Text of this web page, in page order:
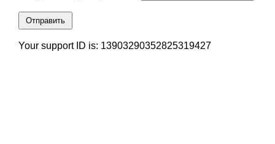
Отправить
Your support ID is: 13903290352825319427